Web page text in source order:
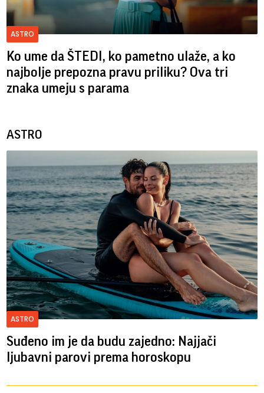
ASTRO
Ko ume da ŠTEDI, ko pametno ulaže, a ko
najbolje prepozna pravu priliku? Ova tri
znaka umeju s parama
ASTRO
ASTRO
Suđeno im je da budu zajedno: Najjači
ljubavni parovi prema horoskopu